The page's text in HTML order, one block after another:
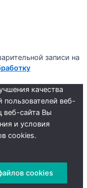
записи на
качества
пользователей веб-
веб-сайта Вы
и условия
cookies.
cookies